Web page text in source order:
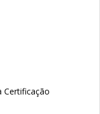
Certificação